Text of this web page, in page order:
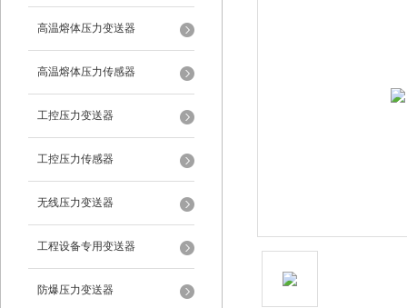
高温熔体压力变送器
高温熔体压力传感器
工控压力变送器
工控压力传感器
无线压力变送器
工程设备专用变送器
防爆压力变送器